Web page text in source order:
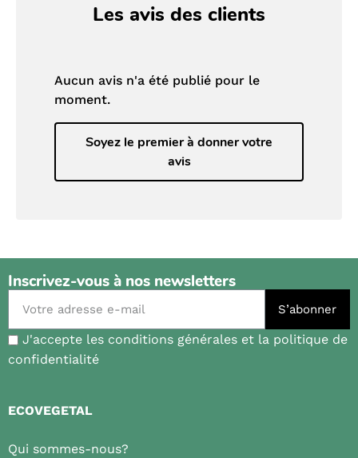
Les avis des clients
Aucun avis n'a été publié pour le
moment.
Soyez le premier à donner votre
avis
Inscrivez-vous à nos newsletters
S’abonner
J'accepte les conditions générales et la politique de
confidentialité
ECOVEGETAL
Qui sommes-nous?